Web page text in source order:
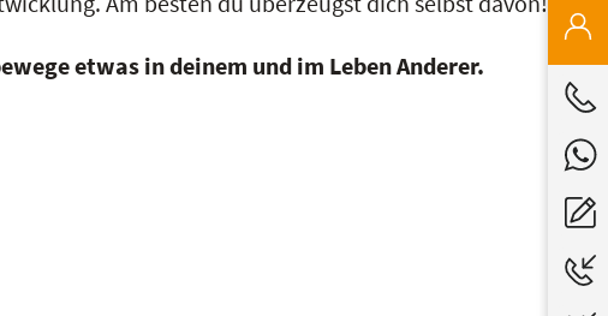
etwas in deinem und im Leben Anderer.